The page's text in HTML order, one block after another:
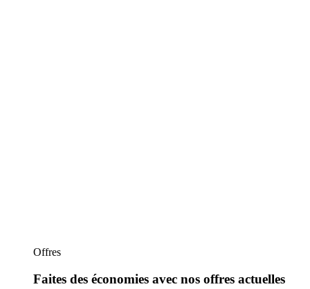
Offres
Faites des économies avec nos offres actuelles